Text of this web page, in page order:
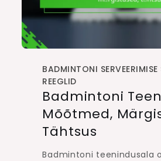
BADMINTONI
REEGLID
Badmintoni
Mõõtmed,
Tähtsus
Badmintoni teenindusala